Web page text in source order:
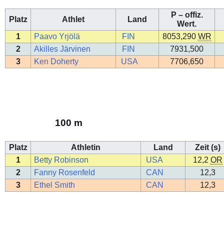
Platz Athlet Land
P – offiz.
Wert.
1
Paavo Yrjölä FIN 8053,290 WR
2
Akilles Järvinen FIN
7931,500
3
Ken Doherty USA 7706,650
100 m
Platz Athletin Land
Zeit (s)
1
Betty Robinson USA 12,2 OR
2
Fanny Rosenfeld CAN
12,3
3
Ethel Smith CAN 12,3